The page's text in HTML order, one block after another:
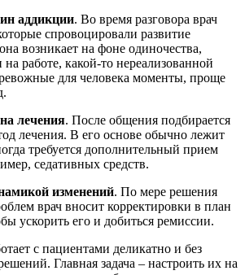
аддикции. Во время разговора врач
спровоцировали развитие
возникает на фоне одиночества,
работе, какой-то нереализованной
для человека моменты, проще
лечения. После общения подбирается
лечения. В его основе обычно лежит
требуется дополнительный прием
седативных средств.
изменений. По мере решения
врач вносит корректировки в план
ускорить его и добиться ремиссии.
с пациентами деликатно и без
Главная задача – настроить их на